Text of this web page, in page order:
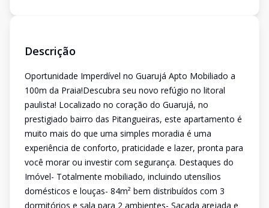
Descrição
Oportunidade Imperdível no Guarujá Apto Mobiliado a
100m da Praia!Descubra seu novo refúgio no litoral
paulista! Localizado no coração do Guarujá, no
prestigiado bairro das Pitangueiras, este apartamento é
muito mais do que uma simples moradia é uma
experiência de conforto, praticidade e lazer, pronta para
você morar ou investir com segurança. Destaques do
Imóvel- Totalmente mobiliado, incluindo utensílios
domésticos e louças- 84m² bem distribuídos com 3
dormitórios e sala para 2 ambientes- Sacada arejada e